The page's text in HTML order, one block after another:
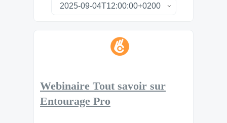
Webinaire Tout savoir sur
Entourage Pro